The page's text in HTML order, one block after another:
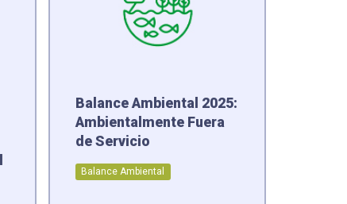
Balance Ambiental 2025:
Ambientalmente Fuera
de Servicio
Balance Ambiental